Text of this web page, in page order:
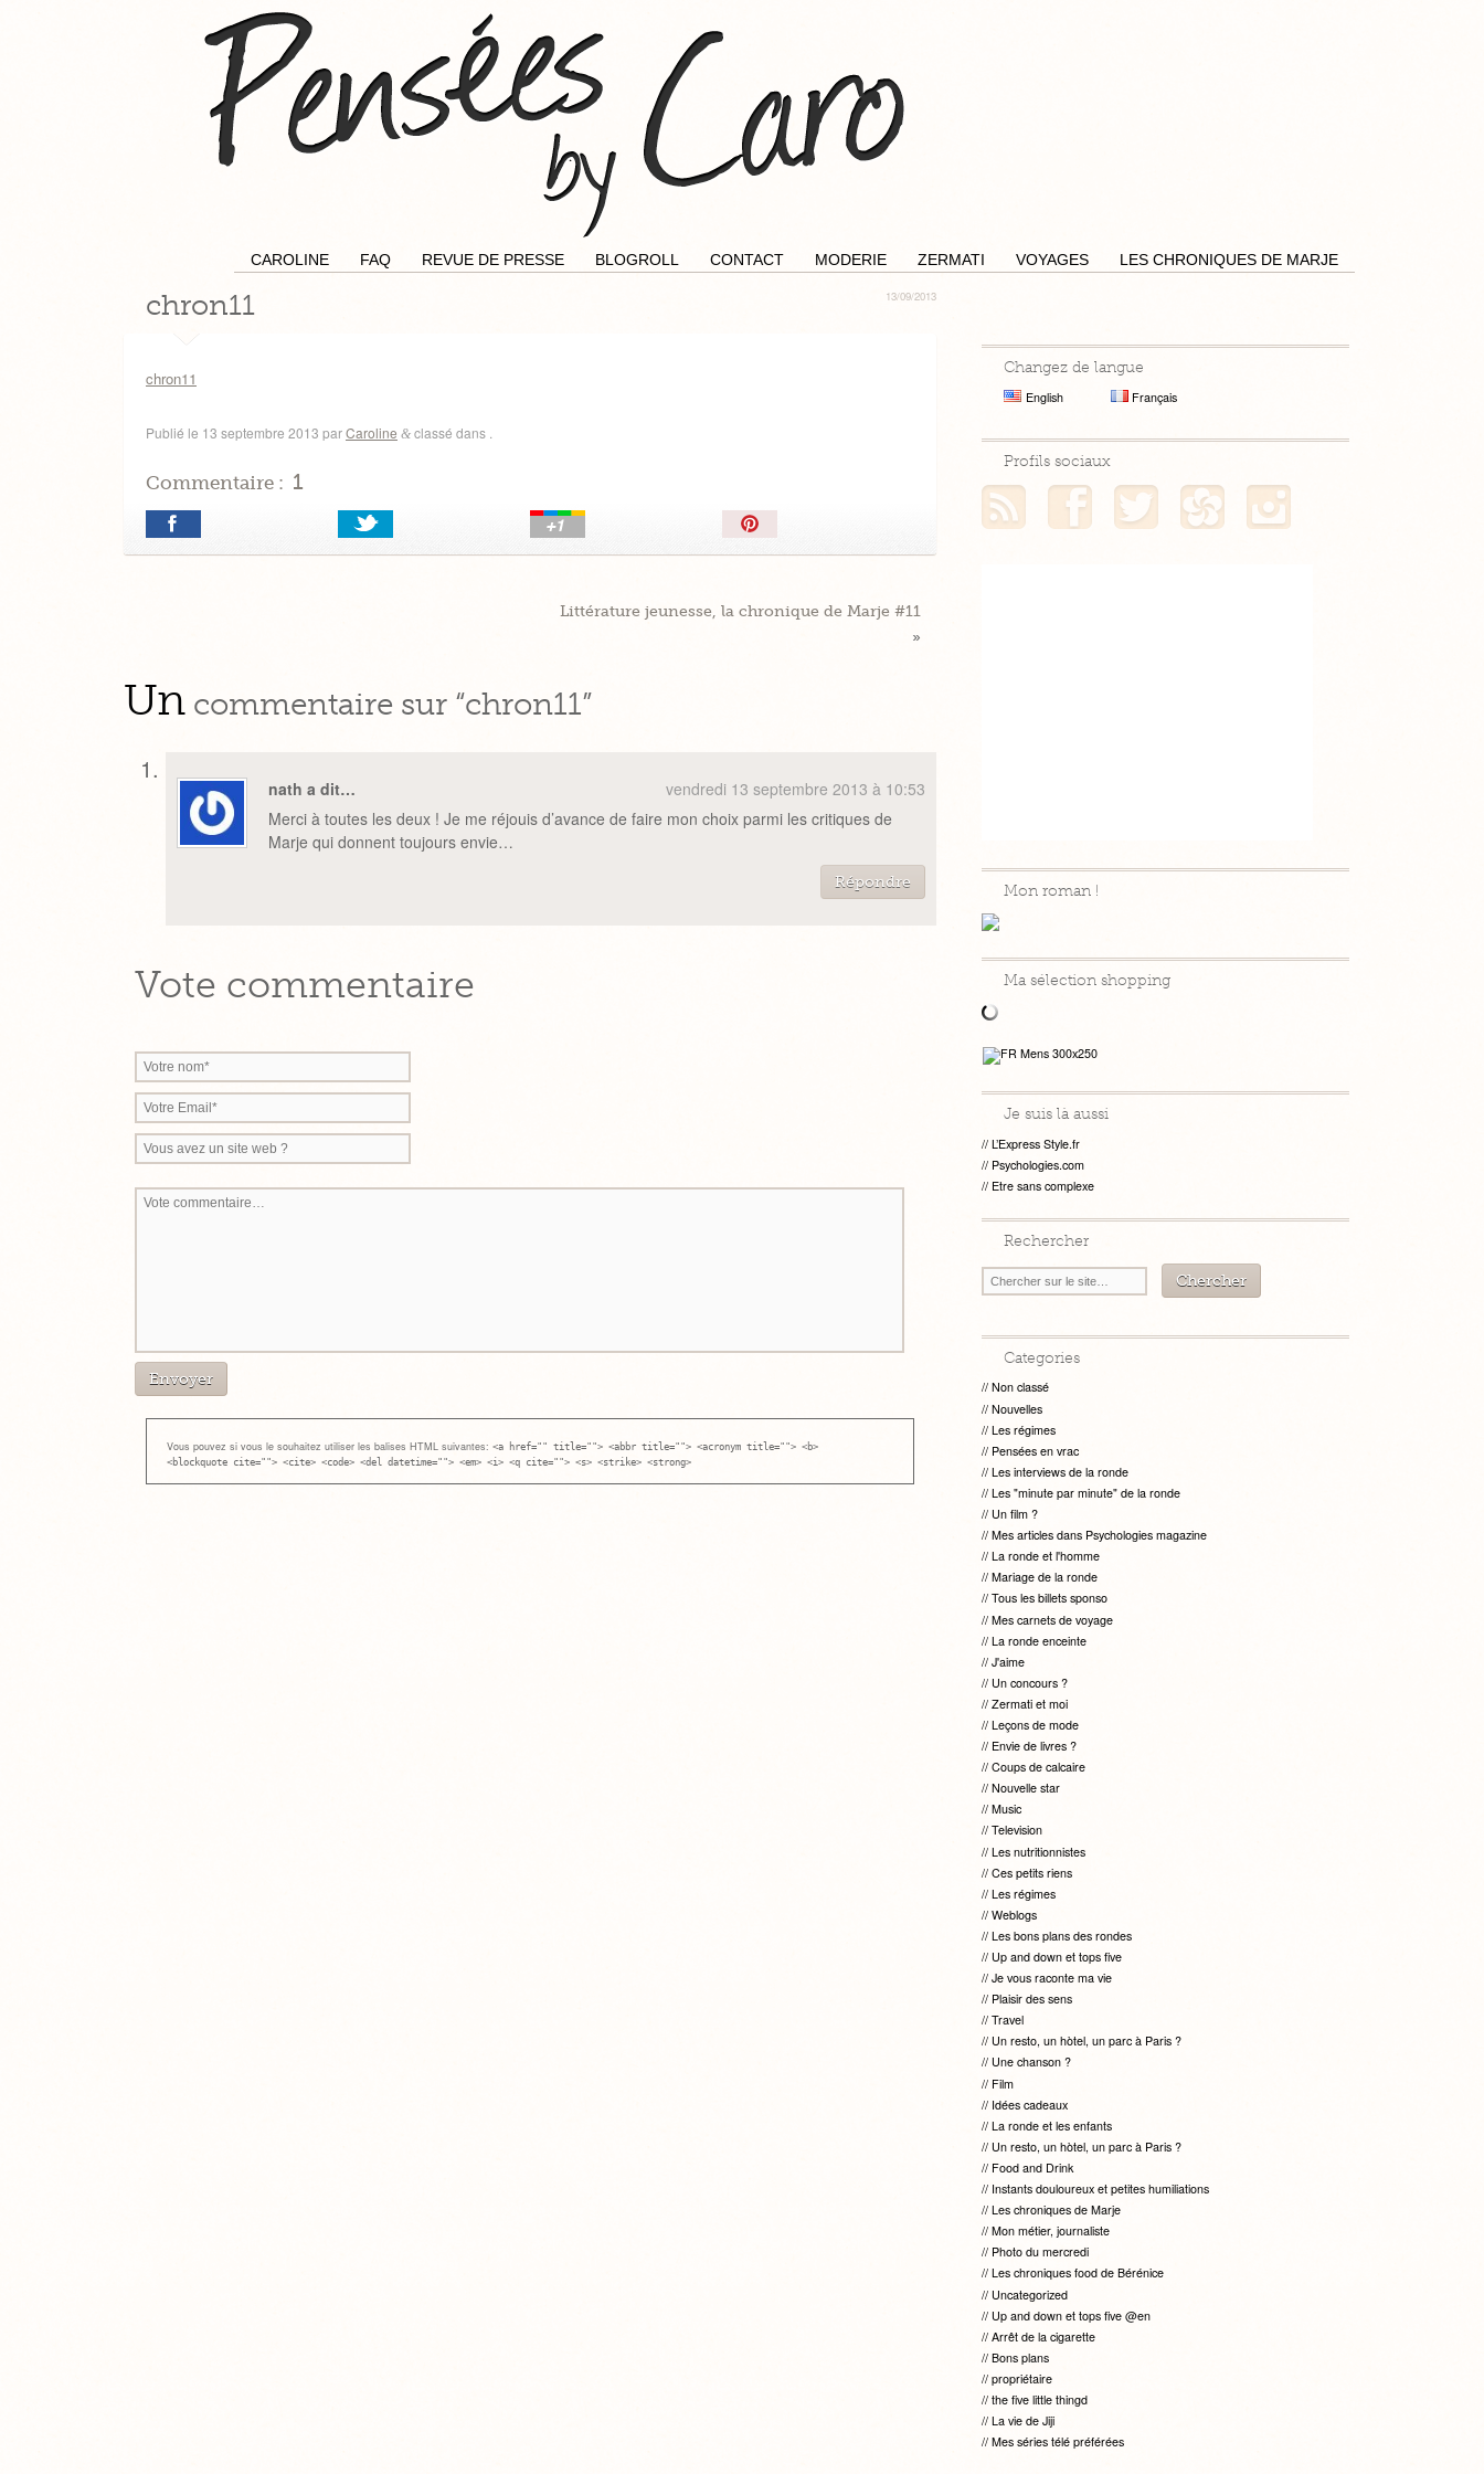
CAROLINE FAQ REVUE DE PRESSE BLOGROLL CONTACT MODERIE ZERMATI VOYAGES LES CHRONIQUES DE MARJE
13/09/2013
chron11
chron11
Publié le 13 septembre 2013 parCaroline & classé dans .
Commentaire : 1
Épingler!
Littérature jeunesse, la chronique de Marje #11
»
Un commentaire sur “chron11”
nath a dit…
vendredi 13 septembre 2013 à 10:53
Merci à toutes les deux ! Je me réjouis d’avance de faire mon choix parmi les critiques de
Marje qui donnent toujours envie…
Répondre
Vote commentaire
Vous pouvez si vous le souhaitez utiliser les balises HTML suivantes: <a href="" title=""> <abbr title=""> <acronym title=""> <b>
<blockquote cite=""> <cite> <code> <del datetime=""> <em> <i> <q cite=""> <s> <strike> <strong>
Changez de langue
English Français
Profils sociaux
Mon flux RSS Mon profil FacebookMon profil TwitterMon profil Hellocoton
Mon roman !
Ma sélection shopping
Je suis là aussi
L’Express Style.fr
Psychologies.com
Etre sans complexe
Rechercher
Categories
Non classé
Nouvelles
Les régimes
Pensées en vrac
Les interviews de la ronde
Les "minute par minute" de la ronde
Un film ?
Mes articles dans Psychologies magazine
La ronde et l'homme
Mariage de la ronde
Tous les billets sponso
Mes carnets de voyage
La ronde enceinte
J'aime
Un concours ?
Zermati et moi
Leçons de mode
Envie de livres ?
Coups de calcaire
Nouvelle star
Music
Television
Les nutritionnistes
Ces petits riens
Les régimes
Weblogs
Les bons plans des rondes
Up and down et tops five
Je vous raconte ma vie
Plaisir des sens
Travel
Un resto, un hòtel, un parc à Paris ?
Une chanson ?
Film
Idées cadeaux
La ronde et les enfants
Un resto, un hòtel, un parc à Paris ?
Food and Drink
Instants douloureux et petites humiliations
Les chroniques de Marje
Mon métier, journaliste
Photo du mercredi
Les chroniques food de Bérénice
Uncategorized
Up and down et tops five @en
Arrêt de la cigarette
Bons plans
propriétaire
the five little thingd
La vie de Jiji
Mes séries télé préférées